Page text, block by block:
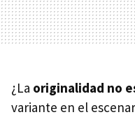
¿La originalidad no
variante en el